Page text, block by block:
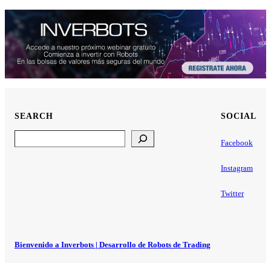
SEARCH SOCIAL
Facebook
Instagram
Twitter
Bienvenido a Inverbots | Desarrollo de Robots de Trading